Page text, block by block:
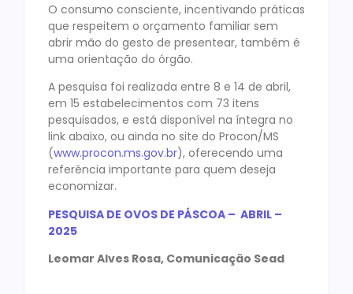
O consumo consciente, incentivando práticas
que respeitem o orçamento familiar sem
abrir mão do gesto de presentear, também é
uma orientação do órgão.
A pesquisa foi realizada entre 8 e 14 de abril,
em 15 estabelecimentos com 73 itens
pesquisados, e está disponível na íntegra no
link abaixo, ou ainda no site do Procon/MS
(www.procon.ms.gov.br), oferecendo uma
referência importante para quem deseja
economizar.
PESQUISA DE OVOS DE PÁSCOA – ABRIL –
2025
Leomar Alves Rosa, Comunicação Sead